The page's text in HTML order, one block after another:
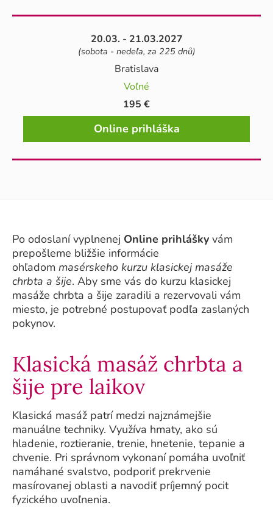
20.03. - 21.03.2027
(sobota - nedeľa, za 225 dnů)
Bratislava
Voľné
195 €
Online prihláška
Po odoslaní vyplnenej Online prihlášky vám
prepošleme bližšie informácie
ohľadom masérskeho kurzu klasickej masáže
chrbta a šije. Aby sme vás do kurzu klasickej
masáže chrbta a šije zaradili a rezervovali vám
miesto, je potrebné postupovať podľa zaslaných
pokynov.
Klasická masáž chrbta a
šije pre laikov
Klasická masáž patrí medzi najznámejšie
manuálne techniky. Využíva hmaty, ako sú
hladenie, roztieranie, trenie, hnetenie, tepanie a
chvenie. Pri správnom vykonaní pomáha uvoľniť
namáhané svalstvo, podporiť prekrvenie
masírovanej oblasti a navodiť príjemný pocit
fyzického uvoľnenia.